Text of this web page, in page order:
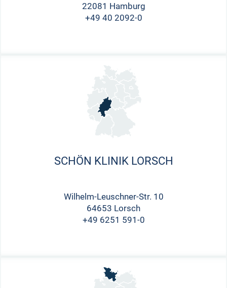
22081 Hamburg
+49 40 2092-0
SCHÖN KLINIK LORSCH
Wilhelm-Leuschner-Str. 10
64653 Lorsch
+49 6251 591-0